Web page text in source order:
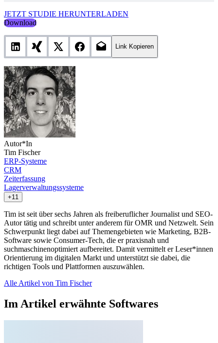
JETZT STUDIE HERUNTERLADEN
Download
Link Kopieren
Autor*In
Tim Fischer
ERP-Systeme
CRM
Zeiterfassung
Lagerverwaltungssysteme
+11
Tim ist seit über sechs Jahren als freiberuflicher Journalist und SEO-
Autor tätig und schreibt unter anderem für OMR und Netzwelt. Sein
Schwerpunkt liegt dabei auf Themengebieten wie Marketing, B2B-
Software sowie Consumer-Tech, die er praxisnah und
suchmaschinenoptimiert aufbereitet. Damit vermittelt er Leser*innen
Orientierung im digitalen Markt und unterstützt sie dabei, die
richtigen Tools und Plattformen auszuwählen.
Alle Artikel von Tim Fischer
Im Artikel erwähnte Softwares